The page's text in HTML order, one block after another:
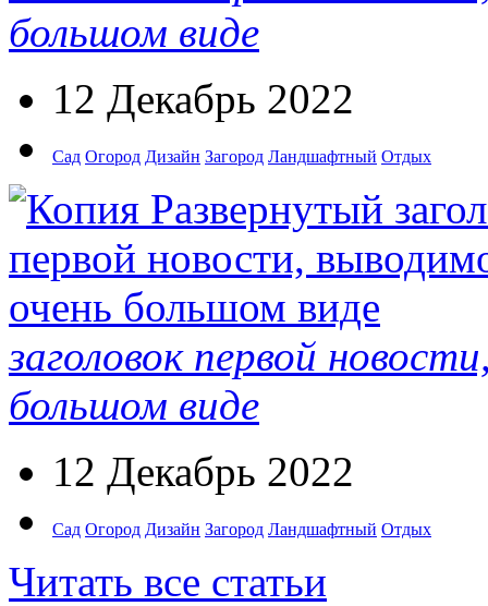
большом виде
12 Декабрь 2022
Сад Огород Дизайн Загород Ландшафтный Отдых
заголовок первой
большом виде
12 Декабрь 2022
Сад Огород Дизайн Загород Ландшафтный Отдых
Читать все статьи